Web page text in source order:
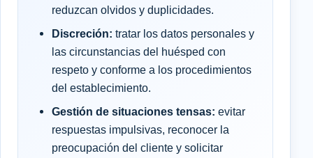
reduzcan olvidos y duplicidades.
Discreción: tratar los datos personales y
las circunstancias del huésped con
respeto y conforme a los procedimientos
del establecimiento.
Gestión de situaciones tensas: evitar
respuestas impulsivas, reconocer la
preocupación del cliente y solicitar